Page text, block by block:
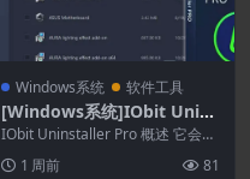
Windows系统 软件工具
[Windows系统]IObit Unins
taller Pro 15.6.0.6
IObit Uninstaller Pro 概述 它会搜
1 周前 81